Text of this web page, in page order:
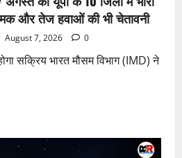
और तेज हवाओं की भी चेतावनी
August 7, 2026 0
सक्रिय भारत मौसम विभाग (IMD) ने